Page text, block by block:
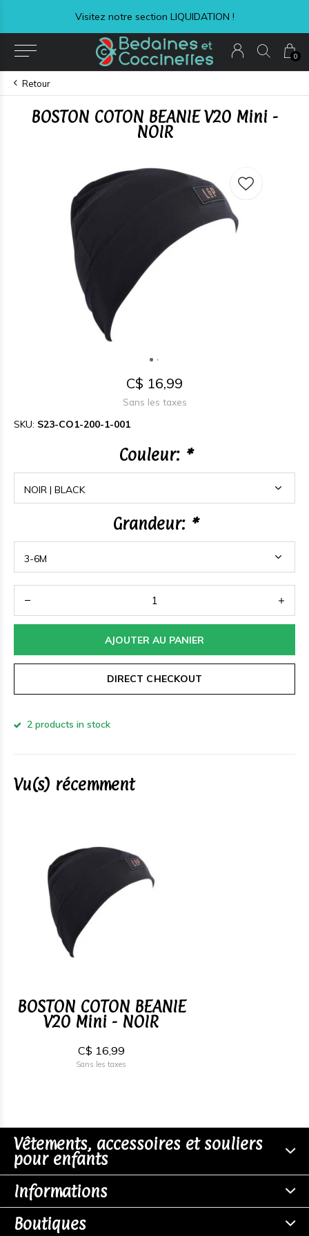
0
Visitez notre section LIQUIDATION !
Retour
BOSTON COTON BEANIE V20 Mini -
NOIR
C$ 16,99
Sans les taxes
SKU: S23-CO1-200-1-001
Couleur: *
Grandeur: *
AJOUTER AU PANIER
DIRECT CHECKOUT
2 products in stock
Vu(s) récemment
BOSTON COTON BEANIE
V20 Mini - NOIR
C$ 16,99
Sans les taxes
Vêtements, accessoires et souliers
pour enfants
Informations
Boutiques